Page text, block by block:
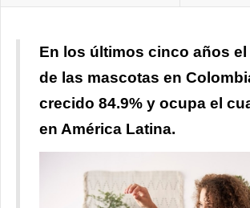
En los últimos cinco años el
de las mascotas en
crecido 84.9% y ocupa el
en América Latina.